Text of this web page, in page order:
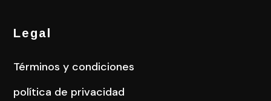
Legal
Términos y condiciones
política de privacidad